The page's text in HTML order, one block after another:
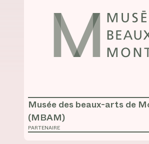
Musée des beaux-arts de
(MBAM)
PARTENAIRE